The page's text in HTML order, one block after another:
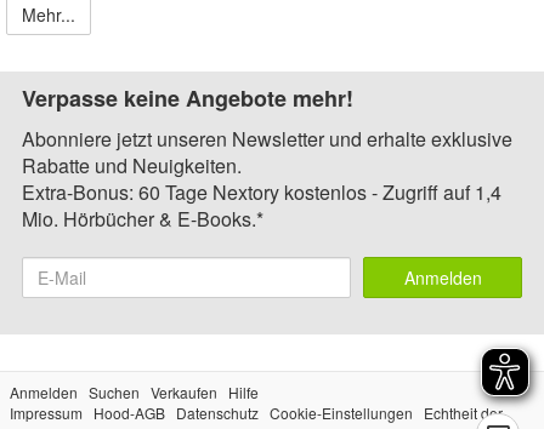
Mehr...
Verpasse keine Angebote mehr!
Abonniere jetzt unseren Newsletter und erhalte exklusive
Rabatte und Neuigkeiten.
Extra-Bonus: 60 Tage Nextory kostenlos - Zugriff auf 1,4
Mio. Hörbücher & E-Books.*
Anmelden
Anmelden Suchen Verkaufen
Hilfe
Impressum
Hood-AGB Datenschutz Cookie-Einstellungen
Echtheit der